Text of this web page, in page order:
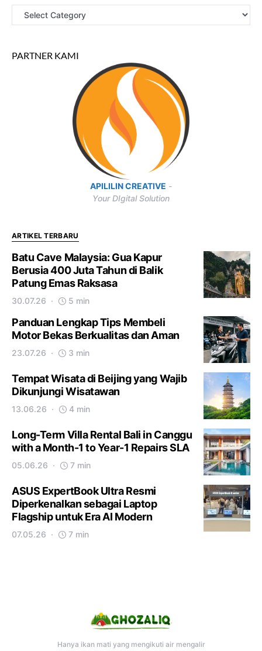
PARTNER KAMI
APILILIN CREATIVE -
Your DIgital Solution
ARTIKEL TERBARU
Batu Cave Malaysia: Gua Kapur
Berusia 400 Juta Tahun di Balik
Patung Emas Raksasa
30.07.26 5 min
Panduan Lengkap Tips Membeli
Motor Bekas Berkualitas dan Aman
23.07.26 3 min
Tempat Wisata di Beijing yang Wajib
Dikunjungi Wisatawan
13.06.26 4 min
Long-Term Villa Rental Bali in Canggu
with a Month-1 to Year-1 Repairs SLA
05.06.26 7 min
ASUS ExpertBook Ultra Resmi
Diperkenalkan sebagai Laptop
Flagship untuk Era AI Modern
07.05.26 7 min
Hanya ikan mati yang mengikuti air mengalir